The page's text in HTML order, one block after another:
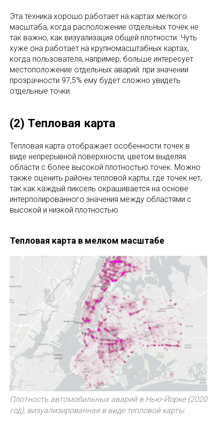
Эта техника хорошо работает на картах мелкого
масштаба, когда расположение отдельных точек не
так важно, как визуализация общей плотности. Чуть
хуже она работает на крупномасштабных картах,
когда пользователя, например, больше интересует
местоположение отдельных аварий: при значении
прозрачности 97,5% ему будет сложно увидеть
отдельные точки.
(2) Тепловая карта
Тепловая карта отображает особенности точек в
виде непрерывной поверхности, цветом выделяя
области с более высокой плотностью точек. Можно
также оценить районы тепловой карты, где точек нет,
так как каждый пиксель окрашивается на основе
интерполированного значения между областями с
высокой и низкой плотностью.
Тепловая карта в мелком масштабе
Плотность автомобильных аварий в Нью-Йорке (2020
год), визуализированная в виде тепловой карты.